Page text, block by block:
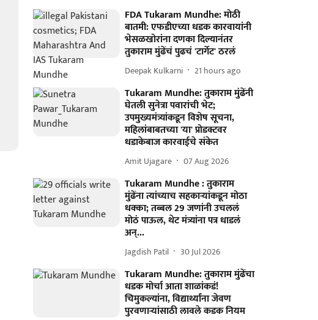
FDA Tukaram Mundhe: मोठी
बातमी: एफडीएच्या धडक कारवायांनी
भेसळखोरांना दणका दिल्यानंतर
तुकाराम मुंढेंचं पुढचं 'टार्गेट' ठरलं
Deepak Kulkarni 21 hours ago
Tukaram Mundhe: तुकाराम मुंढेंनी
घेतली सुनेत्रा पवारांची भेट;
उपमुख्यमंत्र्यांकडून विशेष सूचना,
महिलांबाबतच्या 'या' प्रोडक्टवर
धडाकेबाज कारवाईचे संकेत
Amit Ujagare 07 Aug 2026
Tukaram Mundhe : तुकाराम
मुंढेंना त्यांच्याच सहकाऱ्यांकडून मोठा
धक्का; तब्बल 29 जणांनी उचललं
मोठं पाऊल, थेट मंत्र्यांना पत्र धाडलं
अन्...
Jagdish Patil 30 Jul 2026
Tukaram Mundhe: तुकाराम मुंढेंचा
धडक मोर्चा आता शाळांकडं!
चिमुकल्यांना, विद्यार्थ्यांना जेवण
पुरवणाऱ्यांसाठी लावले कडक नियम